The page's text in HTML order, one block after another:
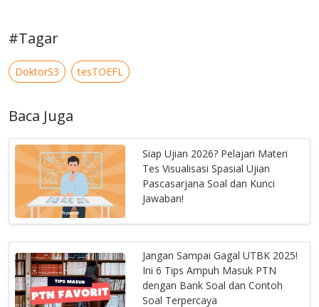
#Tagar
DoktorS3 tesTOEFL
Baca Juga
Siap Ujian 2026? Pelajari Materi
Tes Visualisasi Spasial Ujian
Pascasarjana Soal dan Kunci
Jawaban!
Jangan Sampai Gagal UTBK 2025!
Ini 6 Tips Ampuh Masuk PTN
dengan Bank Soal dan Contoh
Soal Terpercaya